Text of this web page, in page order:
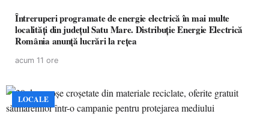
Întreruperi programate de energie electrică în mai multe
localități din județul Satu Mare. Distribuție Energie Electrică
România anunță lucrări la rețea
acum 11 ore
LOCALE